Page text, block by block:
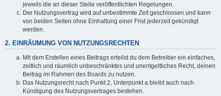
jeweils die an dieser Stelle veröffentlichten Regelungen.
Der Nutzungsvertrag wird auf unbestimmte Zeit geschlossen und kann
von beiden Seiten ohne Einhaltung einer Frist jederzeit gekündigt
werden.
2. EINRÄUMUNG VON NUTZUNGSRECHTEN
Mit dem Erstellen eines Beitrags erteilst du dem Betreiber ein einfaches,
zeitlich und räumlich unbeschränktes und unentgeltliches Recht, deinen
Beitrag im Rahmen des Boards zu nutzen.
Das Nutzungsrecht nach Punkt 2, Unterpunkt a bleibt auch nach
Kündigung des Nutzungsvertrages bestehen.